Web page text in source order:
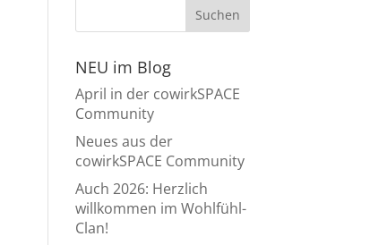
NEU im Blog
April in der cowirkSPACE
Community
Neues aus der
cowirkSPACE Community
Auch 2026: Herzlich
willkommen im Wohlfühl-
Clan!